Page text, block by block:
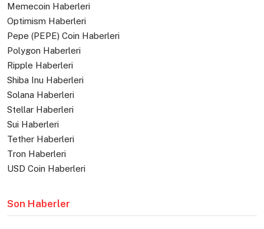
Memecoin Haberleri
Optimism Haberleri
Pepe (PEPE) Coin Haberleri
Polygon Haberleri
Ripple Haberleri
Shiba Inu Haberleri
Solana Haberleri
Stellar Haberleri
Sui Haberleri
Tether Haberleri
Tron Haberleri
USD Coin Haberleri
Son Haberler